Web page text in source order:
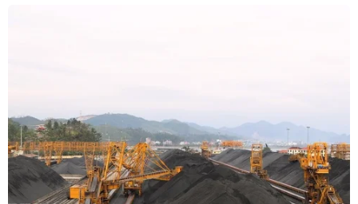
Thuế polysilicon: Doanh nghiệp Hàn
Quốc tại Mỹ có lợi thế